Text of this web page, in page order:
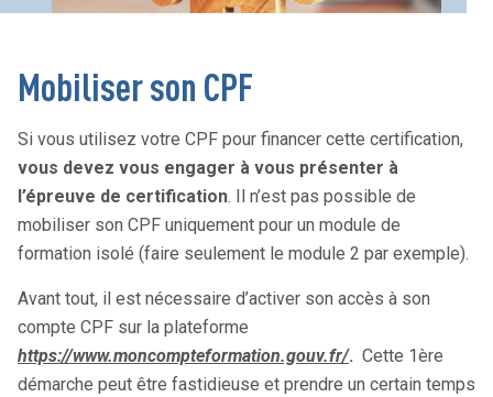
Mobiliser son CPF
Si vous utilisez votre CPF pour financer cette certification,
vous devez vous engager à vous présenter à
l’épreuve de certification. Il n’est pas possible de
mobiliser son CPF uniquement pour un module de
formation isolé (faire seulement le module 2 par exemple).
Avant tout, il est nécessaire d’activer son accès à son
compte CPF sur la plateforme
https://www.moncompteformation.gouv.fr/. Cette 1ère
démarche peut être fastidieuse et prendre un certain temps